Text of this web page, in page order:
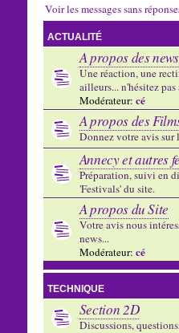
Voir les messages sans
ACTUALITÉ
A propos des news
Une réaction, une
ailleurs... n'hésitez
Modérateur: cé
A propos des
Donnez votre avis
Annecy et autres
Préparation, suivi en
'Festivals' du site.
A propos du Site
Votre avis nous
news...
Modérateur: cé
TECHNIQUE
Section 2D
Discussions,